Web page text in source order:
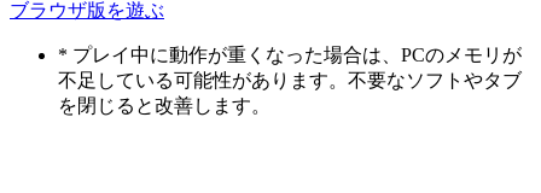
ブラウザ版を遊ぶ
* プレイ中に動作が重くなった場合は、PCのメモリが
不足している可能性があります。不要なソフトやタブ
を閉じると改善します。